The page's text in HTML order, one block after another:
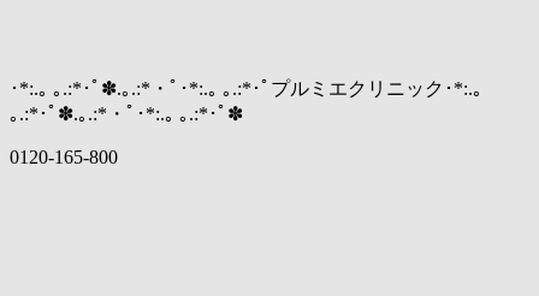
･*:.｡ ｡.:*･ﾟ✽.｡.:*・ﾟ･*:.｡ ｡.:*･ﾟプルミエクリニック･*:.｡
｡.:*･ﾟ✽.｡.:*・ﾟ･*:.｡ ｡.:*･ﾟ✽
0120-165-800